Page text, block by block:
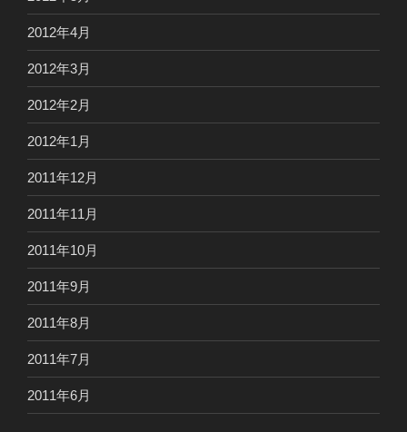
2012年4月
2012年3月
2012年2月
2012年1月
2011年12月
2011年11月
2011年10月
2011年9月
2011年8月
2011年7月
2011年6月